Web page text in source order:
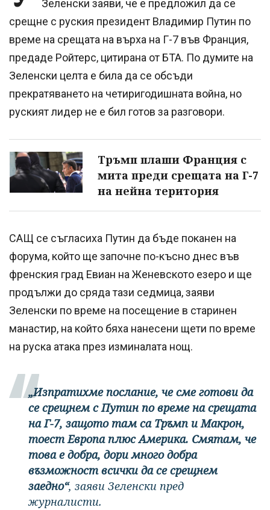
Зеленски заяви, че е предложил да се
срещне с руския президент Владимир Путин по
време на срещата на върха на Г-7 във Франция,
предаде Ройтерс, цитирана от БТА. По думите на
Зеленски целта е била да се обсъди
прекратяването на четиригодишната война, но
руският лидер не е бил готов за разговори.
Тръмп плаши Франция с
мита преди срещата на Г-7
на нейна територия
САЩ се съгласиха Путин да бъде поканен на
форума, който ще започне по-късно днес във
френския град Евиан на Женевското езеро и ще
продължи до сряда тази седмица, заяви
Зеленски по време на посещение в старинен
манастир, на който бяха нанесени щети по време
на руска атака през изминалата нощ.
„Изпратихме послание, че сме готови да
се срещнем с Путин по време на срещата
на Г-7, защото там са Тръмп и Макрон,
тоест Европа плюс Америка. Смятам, че
това е добра, дори много добра
възможност всички да се срещнем
заедно“, заяви Зеленски пред
журналисти.